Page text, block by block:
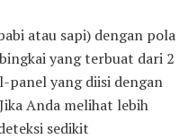
atau sapi) dengan pola
yang terbuat dari 2
panel yang diisi dengan
Anda melihat lebih
sedikit